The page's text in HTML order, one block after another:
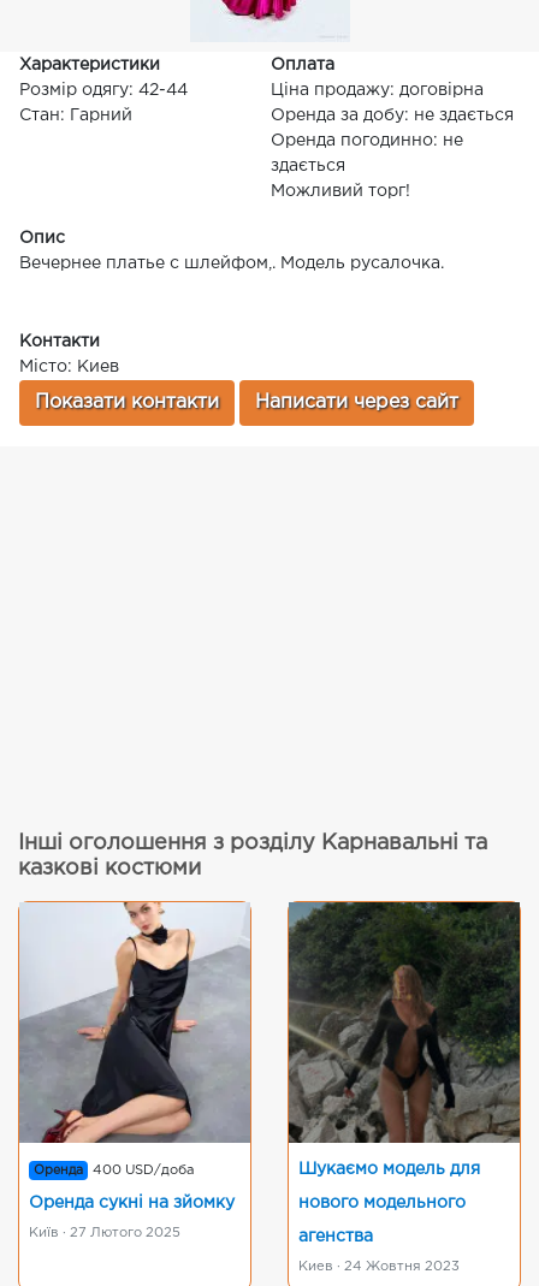
Характеристики
Розмір одягу: 42-44
Стан: Гарний
Оплата
Ціна продажу: договірна
Оренда за добу: не здається
Оренда погодинно: не
здається
Можливий торг!
Опис
Вечернее платье с шлейфом,. Модель русалочка.
Контакти
Місто: Киев
Показати контакти Написати через сайт
Інші оголошення з розділу Карнавальні та
казкові костюми
Оренда 400 USD/доба
Оренда сукні на зйомку
Київ · 27 Лютого 2025
Шукаємо модель для
нового модельного
агенства
Киев · 24 Жовтня 2023